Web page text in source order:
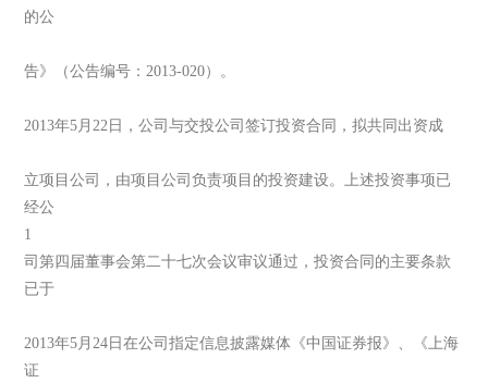
的公
告》（公告编号：2013-020）。
2013年5月22日，公司与交投公司签订投资合同，拟共同出资成
立项目公司，由项目公司负责项目的投资建设。上述投资事项已
经公
1
司第四届董事会第二十七次会议审议通过，投资合同的主要条款
已于
2013年5月24日在公司指定信息披露媒体《中国证券报》、《上海
证